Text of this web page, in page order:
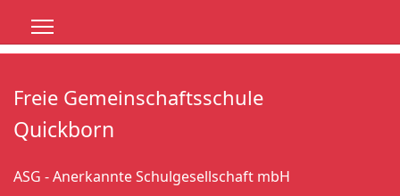
Freie Gemeinschaftsschule
Quickborn
ASG - Anerkannte Schulgesellschaft mbH